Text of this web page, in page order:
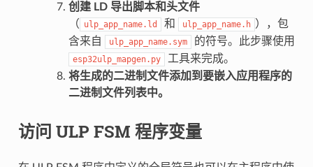
创建 LD 导出脚本和头文件
（
ulp_app_name.ld 和 ulp_app_name.h ），包
含来自
ulp_app_name.sym 的符号。此步骤使用
esp32ulp_mapgen.py
工具来完成。
将生成的二进制文件添加到要嵌入应用程序的
二进制文件列表中。
访问 ULP FSM 程序变量